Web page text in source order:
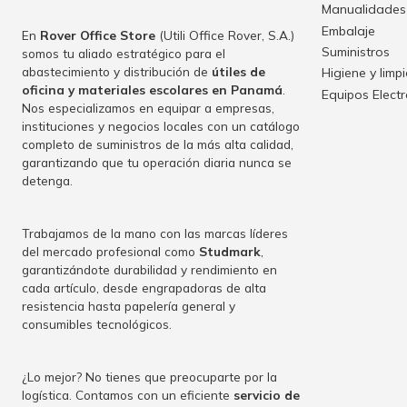
En Rover Office Store (Utili Office Rover, S.A.)
somos tu aliado estratégico para el
abastecimiento y distribución de útiles de
oficina y materiales escolares en Panamá
Nos especializamos en equipar a empresas,
instituciones y negocios locales con un catálogo
completo de suministros de la más alta calidad,
garantizando que tu operación diaria nunca se
detenga.
Trabajamos de la mano con las marcas líderes
del mercado profesional como Studmark
garantizándote durabilidad y rendimiento en
cada artículo, desde engrapadoras de alta
resistencia hasta papelería general y
consumibles tecnológicos.
¿Lo mejor? No tienes que preocuparte por la
logística. Contamos con un eficiente servicio de
Manualidades
Embalaje
Suministros
Higiene y
Equipos